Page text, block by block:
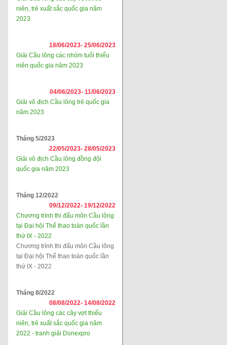
niên, trẻ xuất sắc quốc gia năm
2023
18/06/2023- 25/06/2023
Giải Cầu lông các nhóm tuổi thiếu
niên quốc gia năm 2023
04/06/2023- 11/06/2023
Giải vô địch Cầu lông trẻ quốc gia
năm 2023
Tháng 5/2023
22/05/2023- 28/05/2023
Giải vô địch Cầu lông đồng đội
quốc gia năm 2023
Tháng 12/2022
09/12/2022- 19/12/2022
Chương trình thi đấu môn Cầu lông
tại Đại hội Thể thao toàn quốc lần
thứ IX - 2022
Chương trình thi đấu môn Cầu lông
tại Đại hội Thể thao toàn quốc lần
thứ IX - 2022
Tháng 8/2022
08/08/2022- 14/08/2022
Giải Cầu lông các cây vợt thiếu
niên, trẻ xuất sắc quốc gia năm
2022 - tranh giải Donexpro